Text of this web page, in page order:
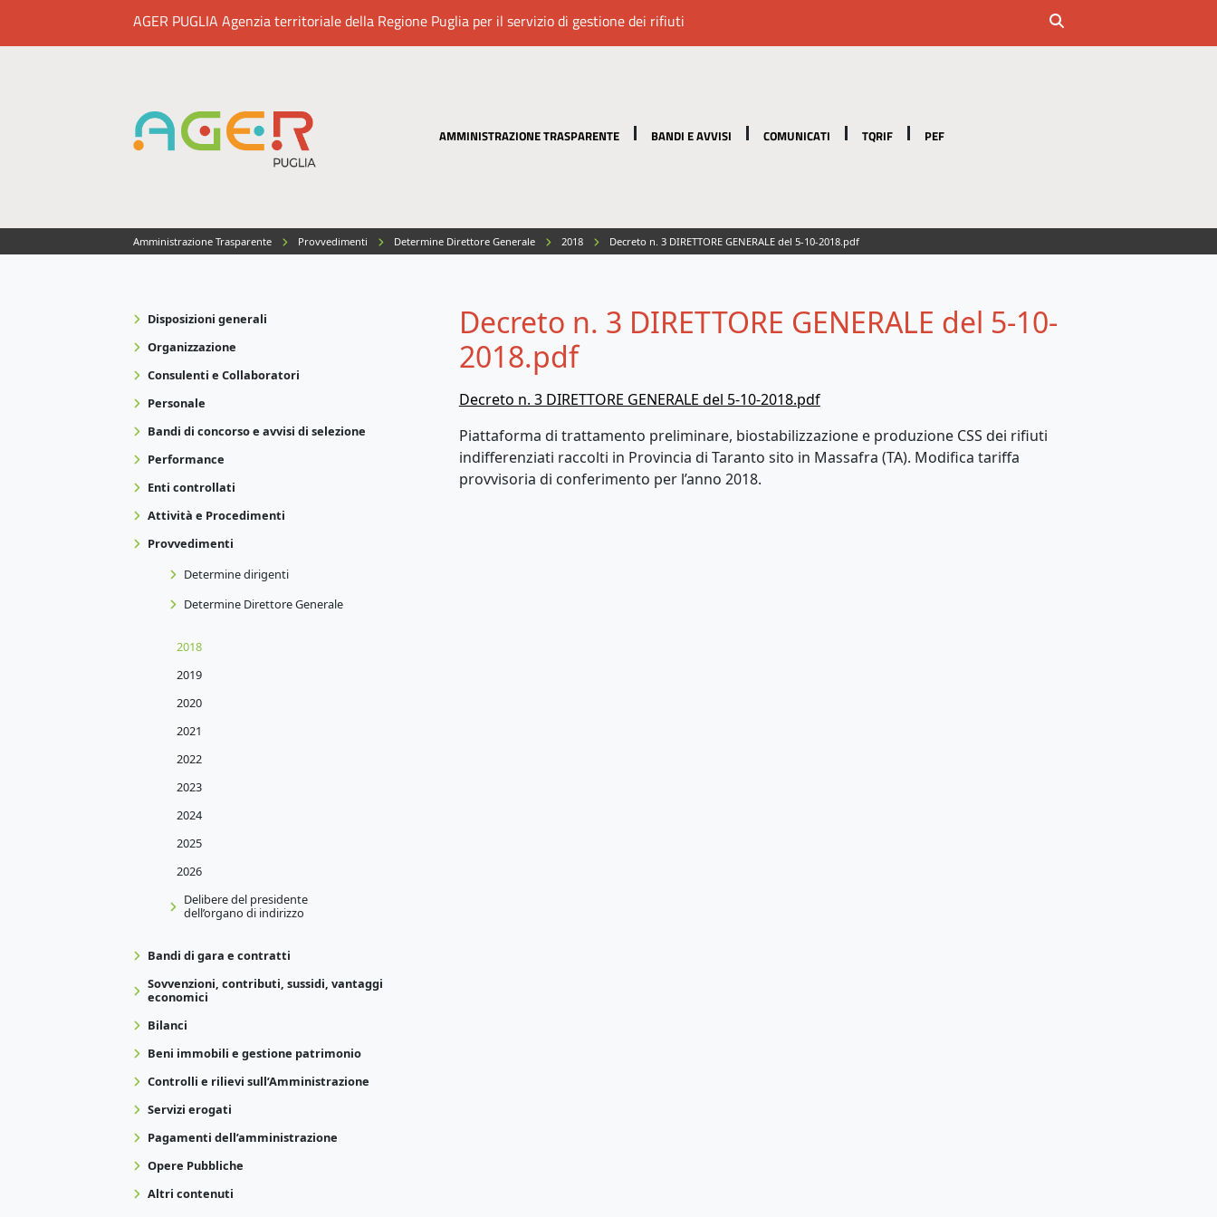
AGER PUGLIA Agenzia territoriale della Regione Puglia per il servizio di gestione dei rifiuti
AMMINISTRAZIONE TRASPARENTE BANDI E AVVISI COMUNICATI TQRIF PEF
Amministrazione Trasparente Provvedimenti Determine Direttore Generale 2018 Decreto n. 3 DIRETTORE GENERALE del 5-10-2018.pdf
Disposizioni generali
Organizzazione
Consulenti e Collaboratori
Personale
Bandi di concorso e avvisi di selezione
Performance
Enti controllati
Attività e Procedimenti
Provvedimenti
Determine dirigenti
Determine Direttore Generale
2018
2019
2020
2021
2022
2023
2024
2025
2026
Delibere del presidente
dell’organo di indirizzo
Bandi di gara e contratti
Sovvenzioni, contributi, sussidi, vantaggi
economici
Bilanci
Beni immobili e gestione patrimonio
Controlli e rilievi sull’Amministrazione
Servizi erogati
Pagamenti dell’amministrazione
Opere Pubbliche
Altri contenuti
Decreto n. 3 DIRETTORE GENERALE del 5-10-
2018.pdf
Decreto n. 3 DIRETTORE GENERALE del 5-10-2018.pdf
Piattaforma di trattamento preliminare, biostabilizzazione e produzione CSS dei rifiuti
indifferenziati raccolti in Provincia di Taranto sito in Massafra (TA). Modifica tariffa
provvisoria di conferimento per l’anno 2018.